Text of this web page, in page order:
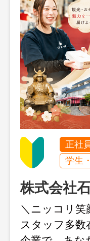
正社
学生
株式会社
＼ニッコリ
スタッフ多